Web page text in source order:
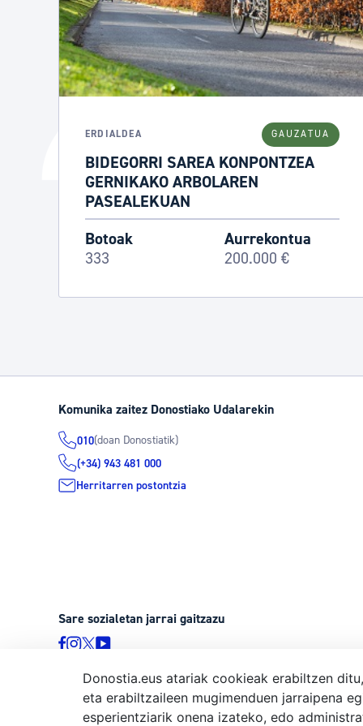
ERDIALDEA GAUZATUA
BIDEGORRI SAREA KONPONTZEA
GERNIKAKO ARBOLAREN
PASEALEKUAN
Botoak
333
Aurrekontua
200.000 €
Komunika zaitez Donostiako Udalarekin
010(doan Donostiatik)
(+34) 943 481 000
Herritarren postontzia
Sare sozialetan jarrai gaitzazu
© Donostiako Udala, Ijentea 1, 20003 Donostia
Donostia.eus atariak cookieak erabiltzen
eta erabiltzaileen mugimenduen jarraipena
esperientziarik onena izateko, edo